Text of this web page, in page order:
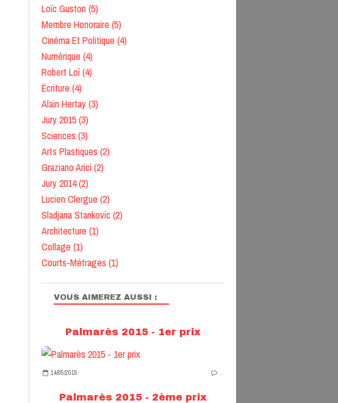
VOUS AIMEREZ AUSSI :
Palmarès 2015 - 1er prix
14/05/2015 …
Palmarès 2015 - 2ème prix
Loïc Guston (5)
Membre Honoraire (5)
Cinéma Et Politique (4)
Numérique (4)
Robert Loï(4)
Écriture (4)
Alain Hertay(3)
Jury 2015(3)
Sciences (3)
Arts Plastiques (2)
Graziano Arici (2)
Jury 2014(2)
Lucien Clergue (2)
Sladjana Stankovic (2)
Architecture (1)
Collage (1)
Courts-Métrages (1)